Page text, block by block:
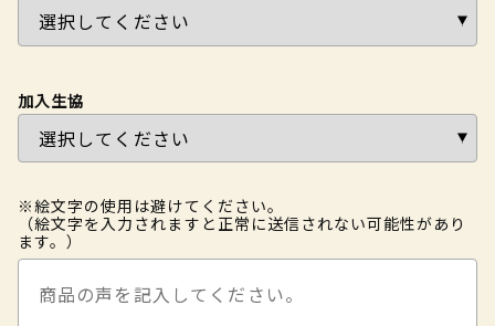
加入生協
※絵文字の使用は避けてください。
（絵文字を入力されますと正常に送信されない可能性があり
ます。）